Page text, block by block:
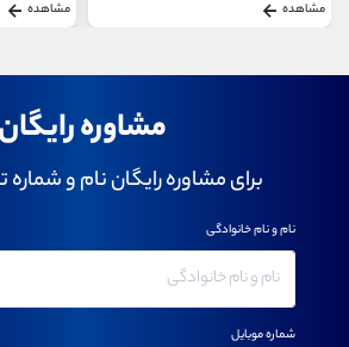
مشاهده مشاهده
مشاوره رایگان
برای مشاوره رایگان نام و شماره
نام و نام خانوادگی
شماره موبایل